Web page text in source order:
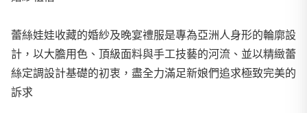
蕾絲娃娃收藏的婚紗及晚宴禮服是專為亞洲人身形的輪廓設
計，以大膽用色、頂級面料與手工技藝的河流、並以精緻蕾
絲定調設計基礎的初衷，盡全力滿足新娘們追求極致完美的
訴求